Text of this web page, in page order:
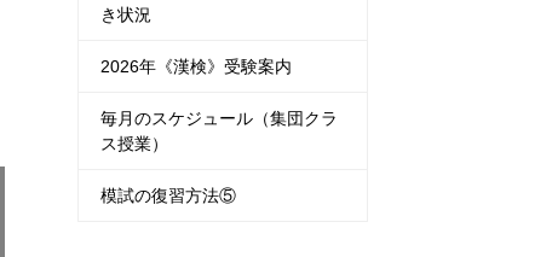
き状況
2026年《漢検》受験案内
毎月のスケジュール（集団クラ
ス授業）
模試の復習方法⑤